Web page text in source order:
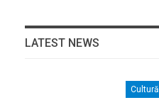
LATEST NEWS
Cultură